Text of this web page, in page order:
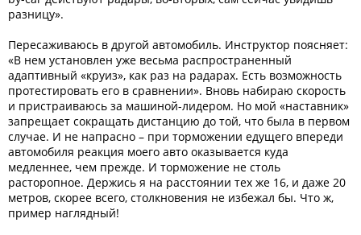
разницу».
Пересаживаюсь в другой автомобиль. Инструктор поясняет:
«В нем установлен уже весьма распространенный
адаптивный «круиз», как раз на радарах. Есть возможность
протестировать его в сравнении». Вновь набираю скорость
и пристраиваюсь за машиной-лидером. Но мой «наставник»
запрещает сокращать дистанцию до той, что была в первом
случае. И не напрасно – при торможении едущего впереди
автомобиля реакция моего авто оказывается куда
медленнее, чем прежде. И торможение не столь
расторопное. Держись я на расстоянии тех же 16, и даже 20
метров, скорее всего, столкновения не избежал бы. Что ж,
пример наглядный!